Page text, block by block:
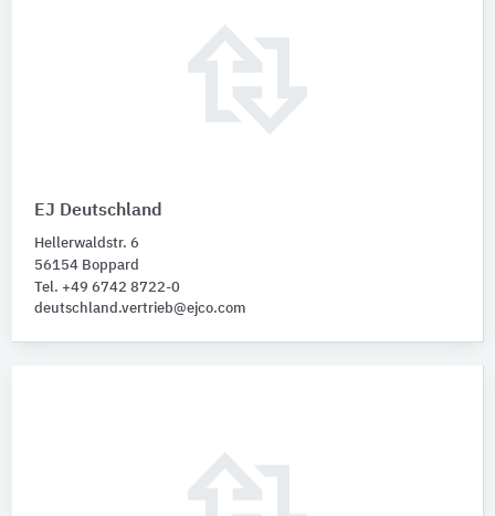
EJ Deutschland
Hellerwaldstr. 6
56154 Boppard
Tel. +49 6742 8722-0
deutschland.vertrieb@ejco.com